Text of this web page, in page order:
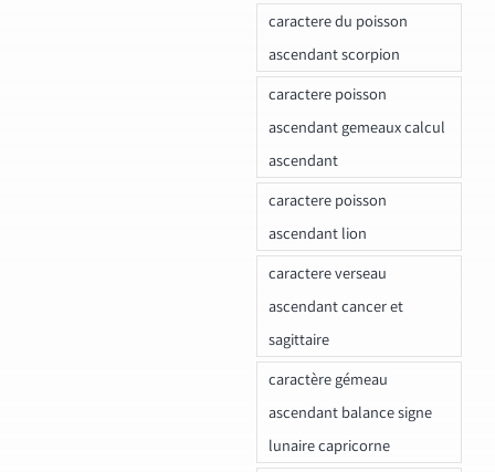
caractere du poisson
ascendant scorpion
caractere poisson
ascendant gemeaux calcul
ascendant
caractere poisson
ascendant lion
caractere verseau
ascendant cancer et
sagittaire
caractère gémeau
ascendant balance signe
lunaire capricorne